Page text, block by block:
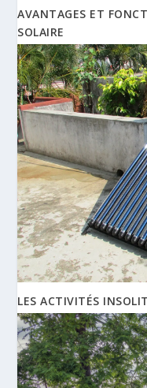
AVANTAGES ET
SOLAIRE
LES ACTIVITÉS